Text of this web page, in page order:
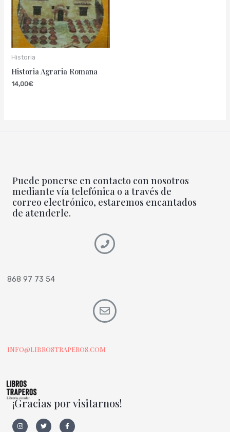
Historia
Historia Agraria Romana
14,00€
Puede ponerse en contacto con nosotros
mediante vía telefónica o a través de
correo electrónico, estaremos encantados
de atenderle.
868 97 73 54
INFO@LIBROSTRAPEROS.COM
¡Gracias por visitarnos!
n
s
w
i
a
c